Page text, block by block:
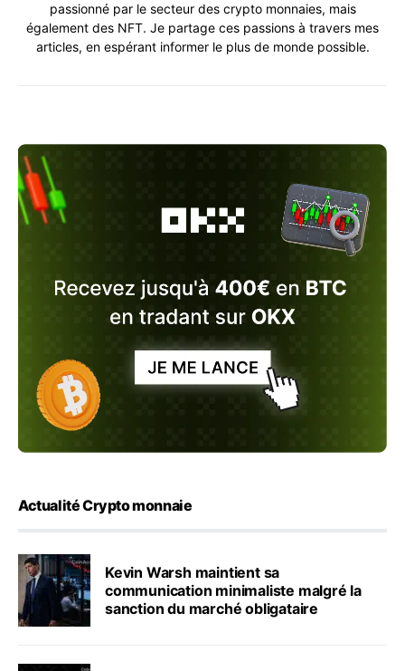
passionné par le secteur des crypto monnaies, mais
également des NFT. Je partage ces passions à travers mes
articles, en espérant informer le plus de monde possible.
Actualité Crypto monnaie
Kevin Warsh maintient sa
communication minimaliste malgré la
sanction du marché obligataire